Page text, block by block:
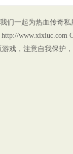
我们一起为热血传奇
www.xixiuc.com
戏，注意自我保护